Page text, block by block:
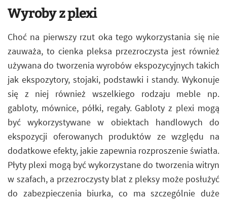
Wyroby z plexi
Choć na pierwszy rzut oka tego wykorzystania się nie
zauważa, to cienka pleksa przezroczysta jest również
używana do tworzenia wyrobów ekspozycyjnych takich
jak ekspozytory, stojaki, podstawki i standy. Wykonuje
się z niej również wszelkiego rodzaju meble np.
gabloty, mównice, półki, regały. Gabloty z plexi mogą
być wykorzystywane w obiektach handlowych do
ekspozycji oferowanych produktów ze względu na
dodatkowe efekty, jakie zapewnia rozproszenie światła.
Płyty plexi mogą być wykorzystane do tworzenia witryn
w szafach, a przezroczysty blat z pleksy może posłużyć
do zabezpieczenia biurka, co ma szczególnie duże